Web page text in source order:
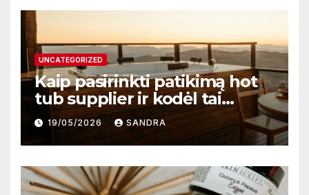
UNCATEGORIZED
Kaip pasirinkti patikimą hot
tub supplier ir kodėl tai
svarbu?
19/05/2026 SANDRA